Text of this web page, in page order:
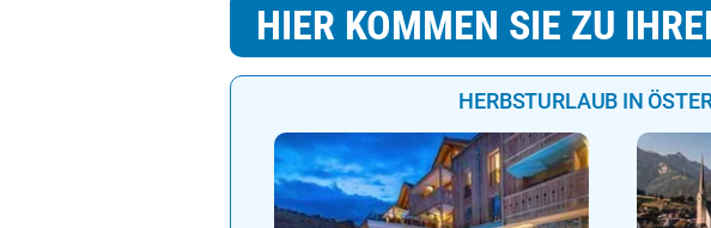
HIER KOMMEN SIE ZU
HERBSTURLAUB IN